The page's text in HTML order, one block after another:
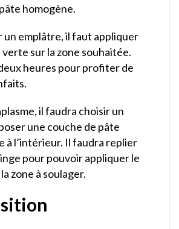
homogène.
un emplâtre, il faut appliquer
verte sur la zone souhaitée.
heures pour profiter de
il faudra choisir un
une couche de pâte
à l’intérieur. Il faudra replier
pour pouvoir appliquer le
zone à soulager.